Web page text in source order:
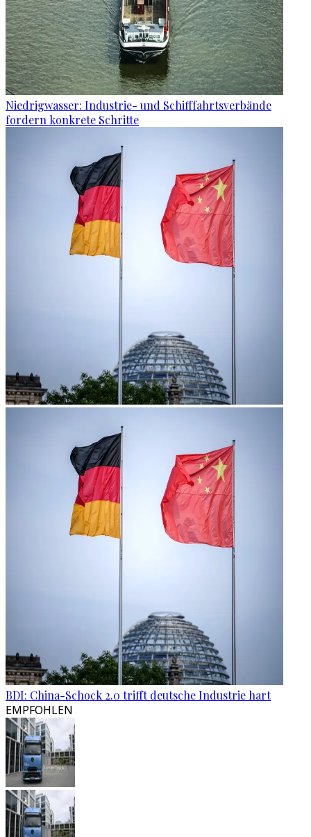
Niedrigwasser: Industrie- und Schifffahrtsverbände
fordern konkrete Schritte
BDI: China-Schock 2.0 trifft deutsche Industrie hart
EMPFOHLEN